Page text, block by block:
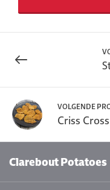
VOLGENDE
Criss Cross
Clarebout Potatoes